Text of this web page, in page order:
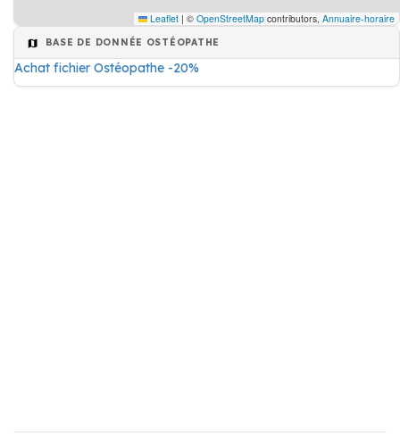
Leaflet | © OpenStreetMap contributors, Annuaire-horaire
BASE DE DONNÉE OSTÉOPATHE
Achat fichier Ostéopathe -20%